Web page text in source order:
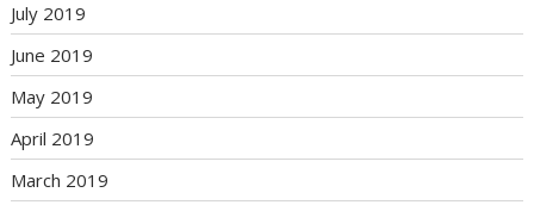
July 2019
June 2019
May 2019
April 2019
March 2019